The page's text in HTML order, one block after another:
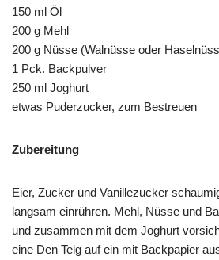
150 ml Öl
200 g Mehl
200 g Nüsse (Walnüsse oder
1 Pck. Backpulver
250 ml Joghurt
etwas Puderzucker, zum Bestreuen
Zubereitung
Eier, Zucker und Vanillezucker
langsam einrühren. Mehl, Nüsse und
und zusammen mit dem Joghurt
eine Den Teig auf ein mit Backpapier